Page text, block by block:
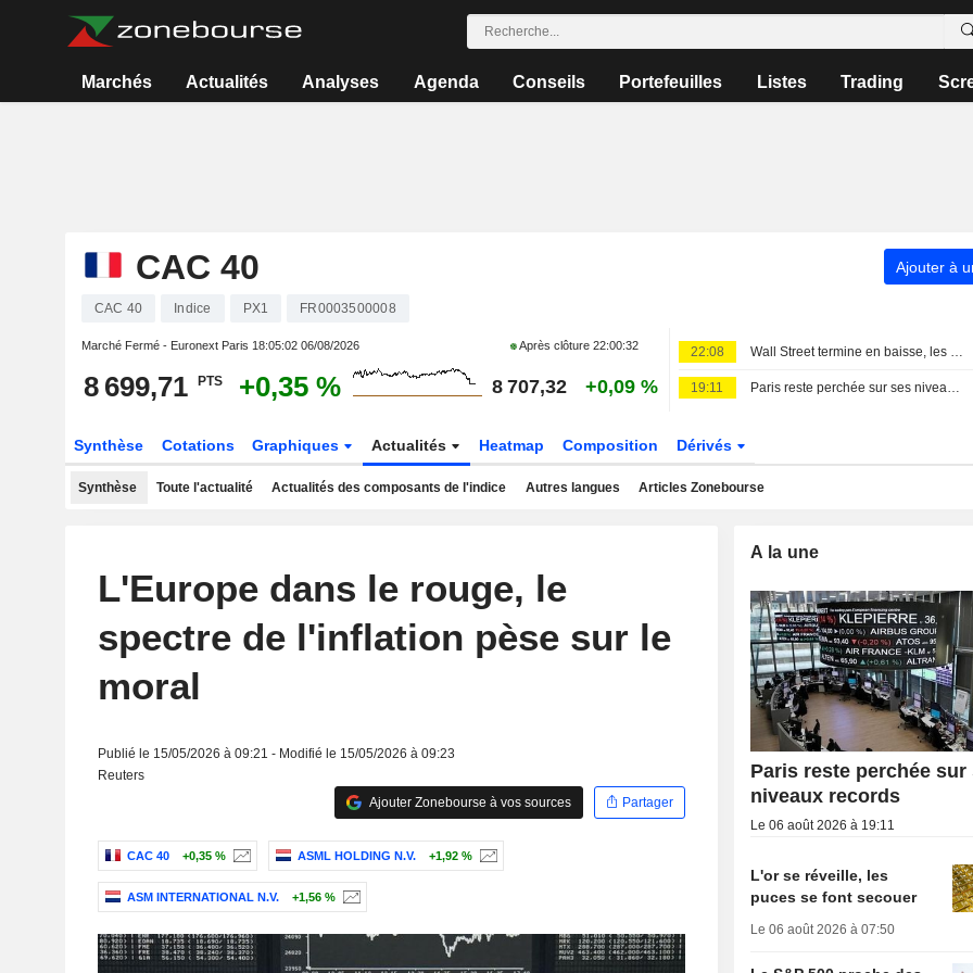
Marchés Actualités Analyses Agenda Conseils Portefeuilles Listes Trading
CAC 40 Ajouter à
CAC 40 Indice PX1 FR0003500008
Marché Fermé - Euronext Paris 18:05:02 06/08/2026 Après clôture22:00:32
8 699,71 PTS +0,35 % 8 707,32 +0,09 %
22:08 Wall Street termine en baisse, les incertitudes au Moyen-Orient inquiètent
19:11 Paris reste perchée sur ses niveaux records
Synthèse Cotations Graphiques Actualités Heatmap Composition Dérivés
Synthèse Toute l'actualité Actualités des composants de l'indice Autres langues Articles Zonebourse
L'Europe dans le rouge, le
spectre de l'inflation pèse sur le
moral
Publié le 15/05/2026 à 09:21 - Modifié le 15/05/2026 à 09:23
Reuters
Ajouter Zonebourse à vos sources
Partager
CAC 40 +0,35 % ASML HOLDING N.V. +1,92 %
ASM INTERNATIONAL N.V. +1,56 %
A la une
Paris reste perchée sur
niveaux records
Le 06 août 2026 à 19:11
L'or se réveille, les
puces se font secouer
Le 06 août 2026 à 07:50